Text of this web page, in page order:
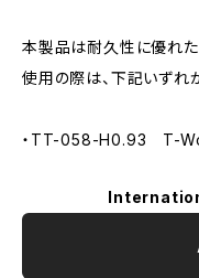
本製品は耐久性に優れた
使用の際は、下記いずれ
・TT-058-H0.93 T-